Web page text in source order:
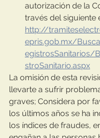
autorización de la
través del siguiente
http://
epris.gob.mx/
egistrosSanitarios/
stroSanitario.aspx
La omisión de esta
llevarte a sufrir
graves; Considera por
los últimos años se ha
los índices de fraudes,